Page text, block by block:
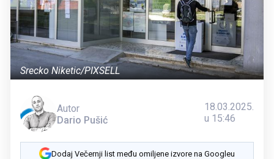
Srecko Niketic/PIXSELL
Autor
Dario Pušić
18.03.2025.
u 15:46
Dodaj Večernji list među omiljene izvore na Googleu